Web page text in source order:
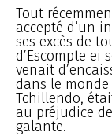
Tout
accepté d’un
ses excès de
d’Escompte ei
venait
dans le
Tchillendo,
au préjudice
galante.